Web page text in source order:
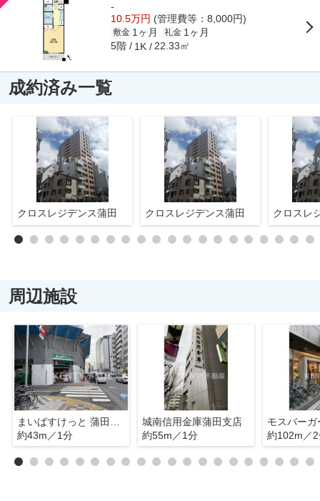
-
10.5万円 (管理費等：8,000円)
敷金 1ヶ月 礼金 1ヶ月
5階 1K 22.33㎡
成約済み一覧
クロスレジデンス蒲田 クロスレジデンス蒲田 クロスレ
周辺施設
約43m／1分
城南信用金庫蒲田支店
約55m／1分
モスバー
約102m／